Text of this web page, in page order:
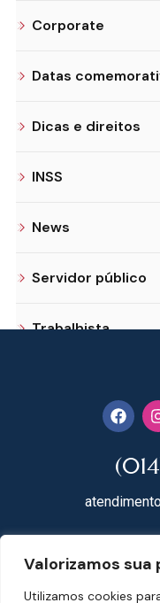
Valorizamos sua
Utilizamos cookies
Corporate
Datas
Dicas e direitos
INSS
News
Servidor público
Trabalhista
18602-091